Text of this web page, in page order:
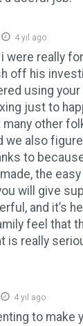
4 yıl ago
i were really
off his
using
just to
other
we also
to
the
will give
and it’s
feel that
is really
4 yıl ago
to make